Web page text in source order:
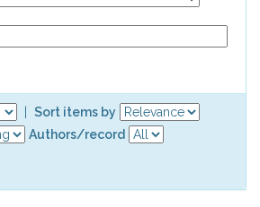
Sort items by
Authors/record